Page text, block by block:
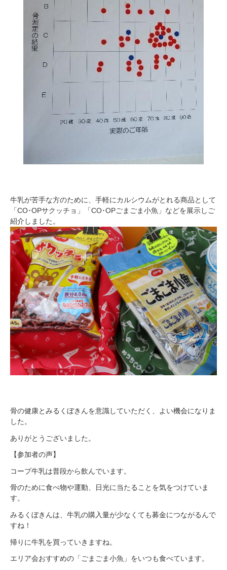
牛乳が苦手な方のために、手軽にカルシウムがとれる商品として
「CO･OPサクッチョ」「CO･OPごまごま小魚」などを展示しご
紹介しました。
骨の健康とみるくぼきんを意識していただく、よい機会になりま
した。
ありがとうございました。
【参加者の声】
コープ牛乳は普段から飲んでいます。
骨のために食べ物や運動、日光に当たることを気をつけていま
す。
みるくぼきんは、牛乳の購入量が少なくても募金につながるんで
すね！
帰りに牛乳を買っていきますね。
エリア会おすすめの「ごまごま小魚」をいつも食べています。